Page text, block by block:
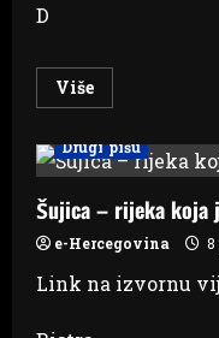
D
VišeRead
more
vozio
118
kroz
naselje
i
ubio
čovjeka,
neće
Drugi pišu
Šujica – rijeka koja
e-Hercegovina 8
Link na izvornu